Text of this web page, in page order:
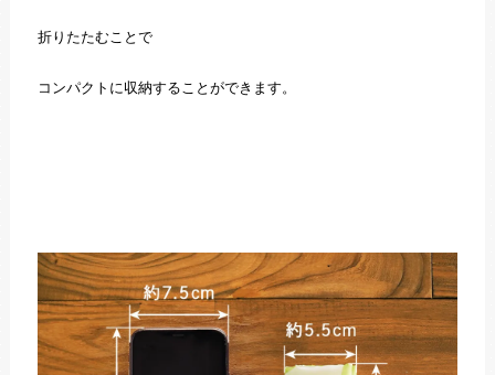
折りたたむことで
コンパクトに収納することができます。